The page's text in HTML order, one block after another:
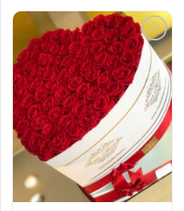
AÑADIR
A LA
LISTA
DESEOS